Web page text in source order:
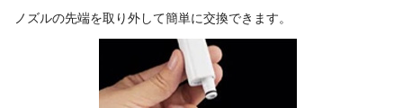
ノズルの先端を取り外して簡単に交換できます。